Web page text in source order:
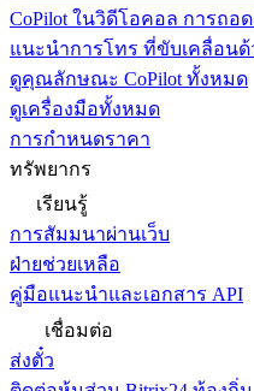
CoPilot ในวิดีโอคอล การถอ
แนะนำการโทร ที่ขับเคลื่อนด้
ดูคุณลักษณะ CoPilot ทั้งหมด
ดูเครื่องมือทั้งหมด
การกำหนดราคา
ทรัพยากร
เรียนรู้
การสัมมนาผ่านเว็บ
ฝ่ายช่วยเหลือ
คู่มือแนะนำและเอกสาร API
เชื่อมต่อ
ส่งตั๋ว